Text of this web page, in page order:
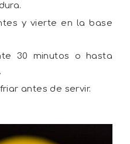
y vierte en la base
30 minutos o hasta
antes de servir.